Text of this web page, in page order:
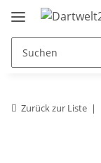
Zurück zur Liste